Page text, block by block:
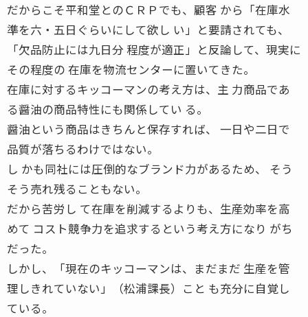
だからこそ平和堂とのＣＲＰでも、顧客 から「在庫水
準を六・五日ぐらいにして欲し い」と要請されても、
「欠品防止には九日分 程度が適正」と反論して、現実に
その程度の 在庫を物流センターに置いてきた。
在庫に対するキッコーマンの考え方は、主 力商品であ
る醤油の商品特性にも関係してい る。
醤油という商品はきちんと保存すれば、 一日や二日で
品質が落ちるわけではない。
し かも同社には圧倒的なブランド力があるため、 そう
そう売れ残ることもない。
だから苦労し て在庫を削減するよりも、生産効率を高
めて コスト競争力を追求するという考え方になり がち
だった。
しかし、「現在のキッコーマンは、まだまだ 生産を管
理しきれていない」（松浦課長）こと も充分に自覚し
ている。